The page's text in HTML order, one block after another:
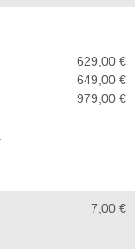
629,00 €
649,00 €
979,00 €
7,00 €